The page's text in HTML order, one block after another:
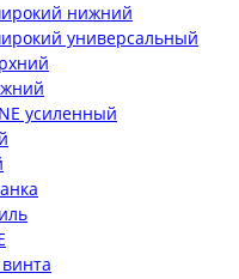
нижний
универсальный
усиленный